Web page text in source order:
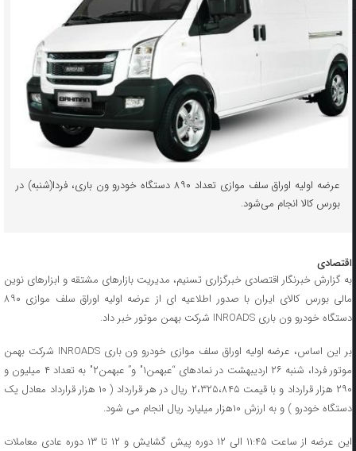
عرضه اولیه اوراق سلف موازی تعداد ۸۹۰ دستگاه خودرو ون باری، فردا(شنبه) در
بورس کالا انجام می‌شود.
اقتصادی
به گزارش خبرنگار اقتصادی خبرگزاری تسنیم، مدیریت بازارهای مشتقه و ابزارهای نوین
مالی بورس کالای ایران با صدور اطلاعیه ای از عرضه اولیه اوراق سلف موازی ۸۹۰
دستگاه خودرو ون باری INROADS شرکت بهمن موتور خبر داد.
بر این اساس، عرضه اولیه اوراق سلف موازی خودرو ون باری INROADS شرکت بهمن
موتور فردا، شنبه ۲۶ اردیبهشت در نمادهای “عبهمن۱″ و” عبهمن۲″ به تعداد ۴ میلیون و
۲۹۰ هزار قرارداد و با قیمت ۲،۳۲۵،۸۴۵ ریال در هر قرارداد ( ۱۰ هزار قرارداد معادل یک
دستگاه خودرو ) و به ارزش ۱۰هزار میلیارد ریال انجام می شود.
این عرضه از ساعت ۱۱:۴۵ الی ۱۲ دوره پیش گشایش و ۱۲ تا ۱۳ دوره عادی معاملات